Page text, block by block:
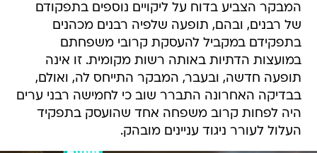
המבקר הצביע בדוח על ליקויים נוספים בתפקודם
של רבנים, ובהם, תופעה שלפיה רבנים מכהנים
בתפקידם במקביל להעסקת קרובי משפחתם
במועצות הדתיות באותה רשות מקומית. זו אינה
תופעה חדשה, ובעבר, המבקר התייחס לה, ואולם,
בבדיקה האחרונה התברר שוב כי לחמישה רבני ערים
היה לפחות קרוב משפחה אחד שהועסק בתפקיד
העלול לעורר ניגוד עניינים מובהק.